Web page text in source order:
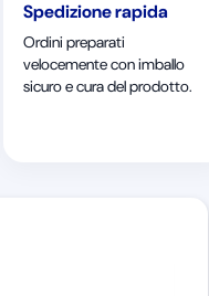
Spedizione rapida
Ordini preparati
velocemente con imballo
sicuro e cura del prodotto.